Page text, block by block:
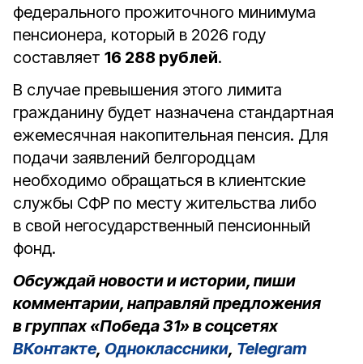
федерального прожиточного минимума
пенсионера, который в 2026 году
составляет 16 288 рублей.
В случае превышения этого лимита
гражданину будет назначена стандартная
ежемесячная накопительная пенсия. Для
подачи заявлений белгородцам
необходимо обращаться в клиентские
службы СФР по месту жительства либо
в свой негосударственный пенсионный
фонд.
Обсуждай новости и истории, пиши
комментарии, направляй предложения
в группах «Победа 31» в соцсетях
ВКонтакте, Одноклассники, Telegram